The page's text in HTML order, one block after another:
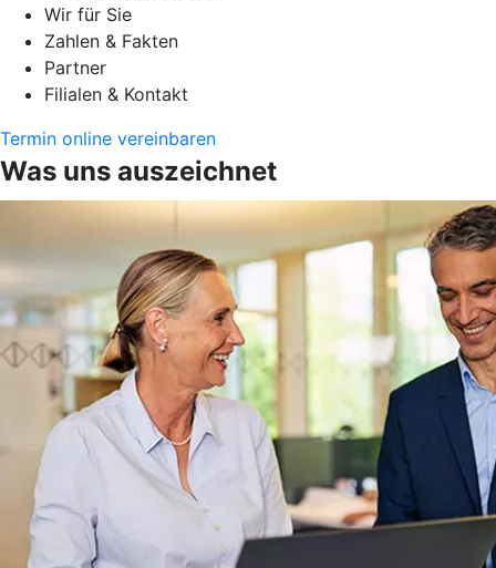
Wir für Sie
Zahlen & Fakten
Partner
Filialen & Kontakt
Termin online vereinbaren
Was uns auszeichnet